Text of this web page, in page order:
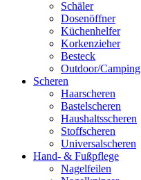
Schäler
Dosenöffner
Küchenhelfer
Korkenzieher
Besteck
Outdoor/Camping
Scheren
Haarscheren
Bastelscheren
Haushaltsscheren
Stoffscheren
Universalscheren
Hand- & Fußpflege
Nagelfeilen